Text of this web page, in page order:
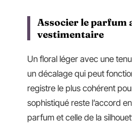
Associer le parfum
vestimentaire
Un floral léger avec une
un décalage qui peut
registre le plus cohérent
sophistiqué reste l’accord
parfum et celle de la